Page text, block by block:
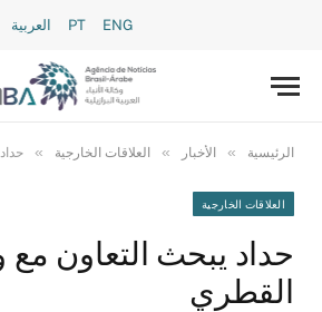
PT ENG العربية
الرئيسية » الأخبار » العلاقات الخارجية » حداد
العلاقات الخارجية
حداد يبحث التعاون مع
القطري